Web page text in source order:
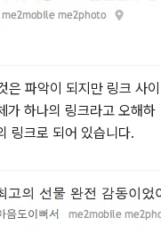
파악이 되지만 링크 사이
가 하나의 링크라고 오해하
링크로 되어 있습니다.